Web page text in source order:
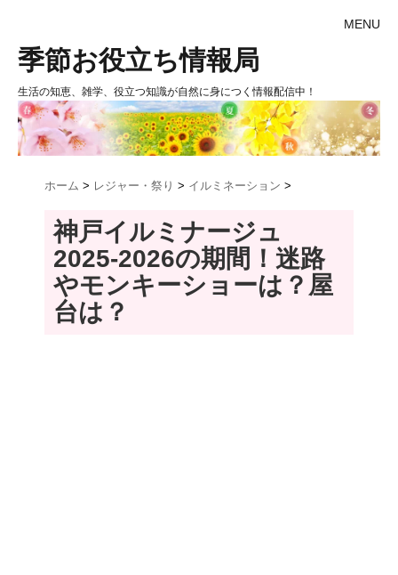
MENU
季節お役立ち情報局
生活の知恵、雑学、役立つ知識が自然に身につく情報配信中！
ホーム > レジャー・祭り > イルミネーション >
神戸イルミナージュ
2025-2026の期間！迷路
やモンキーショーは？屋
台は？